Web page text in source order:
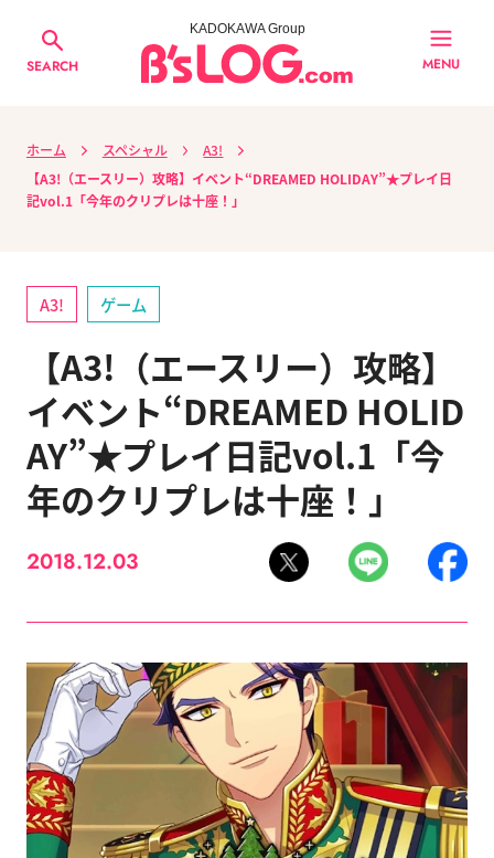
SEARCH
KADOKAWA Group
MENU
ホーム スペシャル
A3!
【A3!（エースリー）攻略】イベント“DREAMED HOLIDAY”★プレイ日
記vol.1「今年のクリプレは十座！」
A3! ゲーム
【A3!（エースリー）攻略】
イベント“DREAMED HOLID
AY”★プレイ日記vol.1「今
年のクリプレは十座！」
2018.12.03